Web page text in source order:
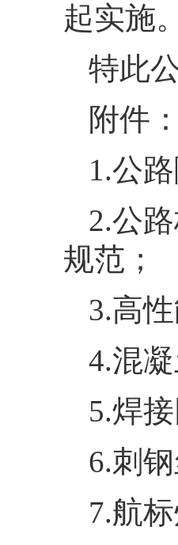
起实施。
特此
附件：
1.公
2.公
规范；
3.高
4.混
5.焊
6.刺
7.航